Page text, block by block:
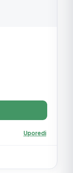
Uporedi